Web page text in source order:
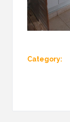
Category: